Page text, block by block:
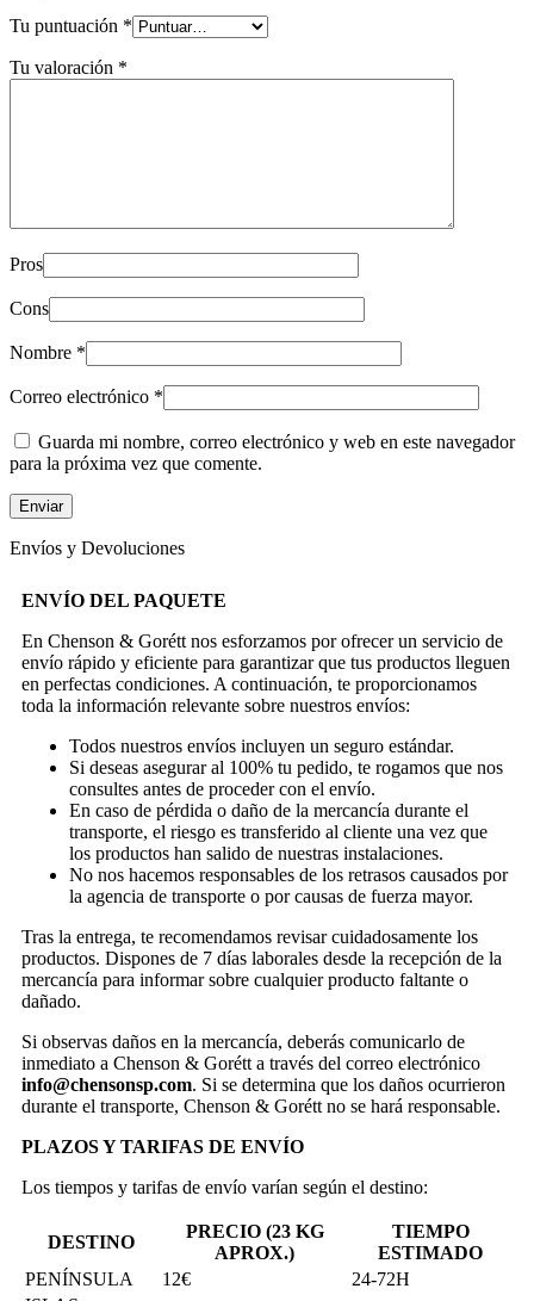
Tu puntuación *
Tu valoración *
Pros
Cons
Nombre *
Correo electrónico *
Guarda mi nombre, correo electrónico y web en este navegador
para la próxima vez que comente.
Envíos y Devoluciones
ENVÍO DEL PAQUETE
En Chenson & Gorétt nos esforzamos por ofrecer un servicio de
envío rápido y eficiente para garantizar que tus productos lleguen
en perfectas condiciones. A continuación, te proporcionamos
toda la información relevante sobre nuestros envíos:
Todos nuestros envíos incluyen un seguro estándar.
Si deseas asegurar al 100% tu pedido, te rogamos que nos
consultes antes de proceder con el envío.
En caso de pérdida o daño de la mercancía durante el
transporte, el riesgo es transferido al cliente una vez que
los productos han salido de nuestras instalaciones.
No nos hacemos responsables de los retrasos causados por
la agencia de transporte o por causas de fuerza mayor.
Tras la entrega, te recomendamos revisar cuidadosamente los
productos. Dispones de 7 días laborales desde la recepción de la
mercancía para informar sobre cualquier producto faltante o
dañado.
Si observas daños en la mercancía, deberás comunicarlo de
inmediato a Chenson & Gorétt a través del correo electrónico
info@chensonsp.com. Si se determina que los daños ocurrieron
durante el transporte, Chenson & Gorétt no se hará responsable.
PLAZOS Y TARIFAS DE ENVÍO
Los tiempos y tarifas de envío varían según el destino:
DESTINO
PRECIO (23 KG
APROX.)
TIEMPO
ESTIMADO
PENÍNSULA
12€
24-72H